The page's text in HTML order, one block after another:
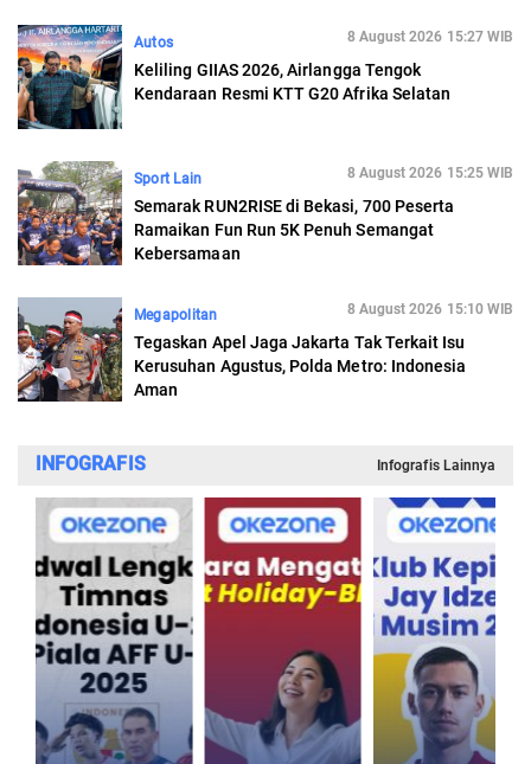
Autos 8 August 2026 15:27 WIB
Keliling GIIAS 2026, Airlangga Tengok
Kendaraan Resmi KTT G20 Afrika Selatan
Sport Lain 8 August 2026 15:25 WIB
Semarak RUN2RISE di Bekasi, 700 Peserta
Ramaikan Fun Run 5K Penuh Semangat
Kebersamaan
Megapolitan 8 August 2026 15:10 WIB
Tegaskan Apel Jaga Jakarta Tak Terkait Isu
Kerusuhan Agustus, Polda Metro: Indonesia
Aman
INFOGRAFIS Infografis Lainnya